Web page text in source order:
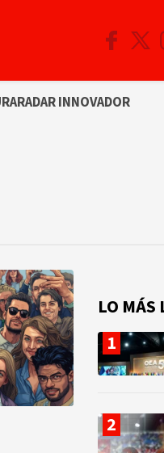
RADAR INNOVADOR
LO MÁS